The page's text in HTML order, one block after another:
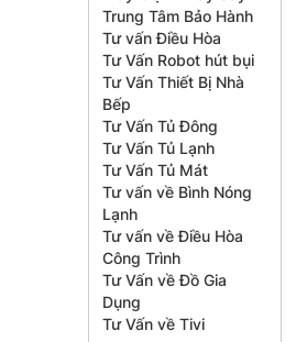
Trung Tâm Bảo Hành
Tư vấn Điều Hòa
Tư Vấn Robot hút bụi
Tư Vấn Thiết Bị Nhà
Bếp
Tư Vấn Tủ Đông
Tư Vấn Tủ Lạnh
Tư Vấn Tủ Mát
Tư vấn về Bình Nóng
Lạnh
Tư vấn về Điều Hòa
Công Trình
Tư Vấn về Đồ Gia
Dụng
Tư Vấn về Tivi